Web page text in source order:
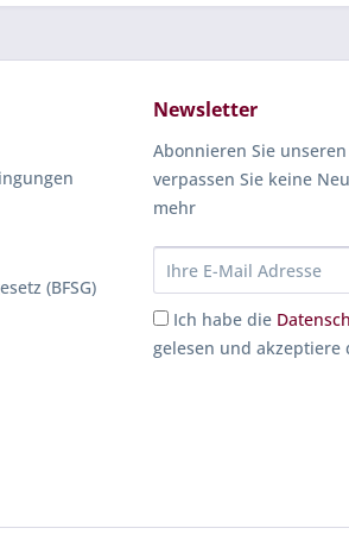
(BFSG)
Newsletter
Abonnieren Sie
verpassen Sie keine
mehr
Ich habe die
gelesen und akzeptiere